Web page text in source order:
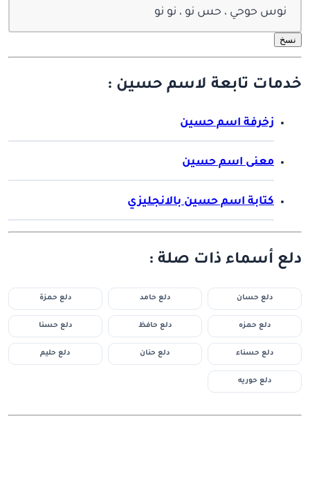
نوس حوحي ، حس نو ، نو نو
نسخ
خدمات تابعة لاسم حسين :
زخرفة اسم حسين
معنى اسم حسين
كتابة اسم حسين بالانجليزي
دلع أسماء ذات صلة :
دلع حسان دلع حامد دلع حمزة
دلع حمزه دلع حافظ دلع حسنا
دلع حسناء دلع حنان دلع حليم
دلع حوريه